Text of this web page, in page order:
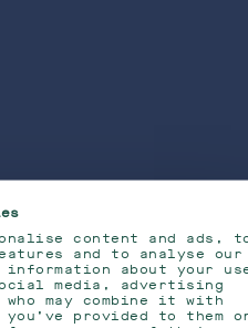
content and ads,
and to analyse our
about your
media, advertising
may combine it with
provided to them